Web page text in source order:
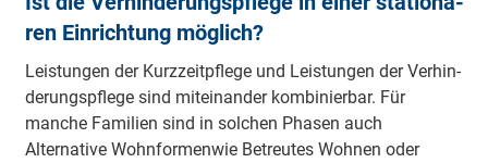
ren Ein­rich­tung mög­lich?
Leis­tun­gen der Kurz­zeit­pfle­ge und Leis­tun­gen der Ver­hin­
de­rungs­pfle­ge sind mit­ein­an­der kom­bi­nier­bar. Für
manche Familien sind in solchen Phasen auch
Alternative Wohnformenwie Betreutes Wohnen oder